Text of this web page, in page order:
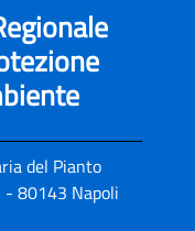
del Pianto
- 80143 Napoli